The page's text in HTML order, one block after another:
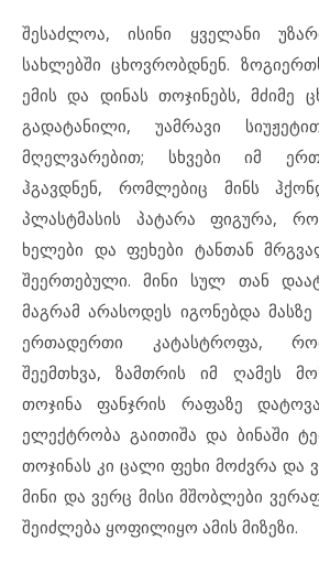
შესაძლოა, ისინი ყველანი
სახლებში ცხოვრობდნენ.
ემის და დინას თოჯინებს, მძიმე
გადატანილი, უამრავი
მღელვარებით; სხვები იმ
ჰგავდნენ, რომლებიც მინს
პლასტმასის პატარა ფიგურა,
ხელები და ფეხები ტანთან
შეერთებული. მინი სულ თან
მაგრამ არასოდეს იგონებდა
ერთადერთი კატასტროფა,
შეემთხვა, ზამთრის იმ ღამეს
თოჯინა ფანჯრის რაფაზე
ელექტრობა გაითიშა და ბინაში
თოჯინას კი ცალი ფეხი მოძვრა და
მინი და ვერც მისი მშობლები
შეიძლება ყოფილიყო ამის მიზეზი.